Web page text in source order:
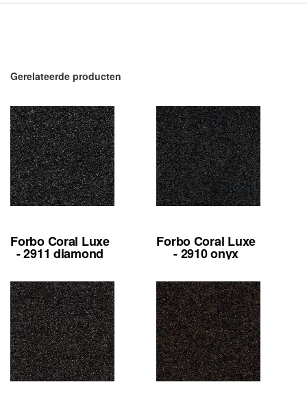
Gerelateerde producten
Forbo Coral Luxe
- 2911 diamond
Forbo Coral Luxe
- 2910 onyx